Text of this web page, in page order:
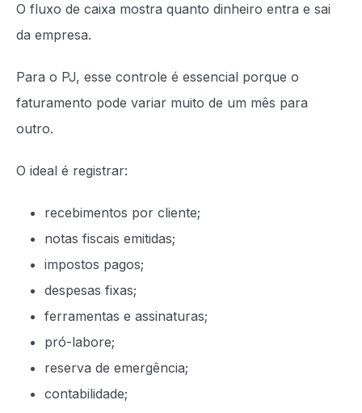
O fluxo de caixa mostra quanto dinheiro entra e sai
da empresa.
Para o PJ, esse controle é essencial porque o
faturamento pode variar muito de um mês para
outro.
O ideal é registrar:
recebimentos por cliente;
notas fiscais emitidas;
impostos pagos;
despesas fixas;
ferramentas e assinaturas;
pró-labore;
reserva de emergência;
contabilidade;